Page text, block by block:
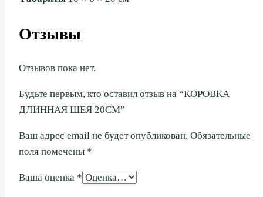
Отзывы
Отзывов пока нет.
Будьте первым, кто оставил отзыв на “КОРОВКА
ДЛИННАЯ ШЕЯ 20СМ”
Ваш адрес email не будет опубликован. Обязательные
поля помечены *
Ваша оценка *